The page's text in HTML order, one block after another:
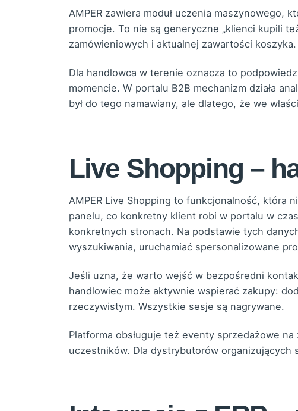
AMPER zawiera moduł uczenia
promocje. To nie są generyczne „klienci kupili
zamówieniowych i aktualnej zawartości koszyka.
Dla handlowca w terenie oznacza to
momencie. W portalu B2B mechanizm działa
był do tego namawiany, ale dlatego, że we
Live Shopping –
AMPER Live Shopping to funkcjonalność, która
panelu, co konkretny klient robi w portalu w
konkretnych stronach. Na podstawie tych
wyszukiwania, uruchamiać spersonalizowane
Jeśli uzna, że warto wejść w bezpośredni
handlowiec może aktywnie wspierać zakupy:
rzeczywistym. Wszystkie sesje są nagrywane.
Platforma obsługuje też eventy sprzedażowe
uczestników. Dla dystrybutorów organizujących